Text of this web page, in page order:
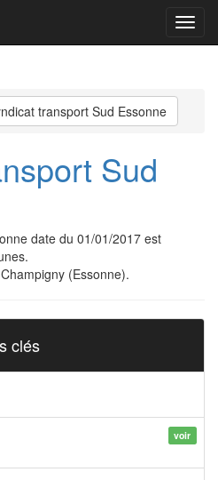
Menu
transport Sud Essonne
Sud
date du 01/01/2017 est
(Essonne).
clés
voir